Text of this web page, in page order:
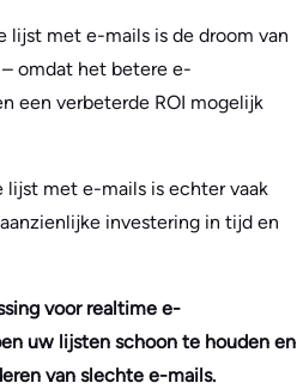
lijst met e-mails is de droom van
omdat het betere e-
een verbeterde ROI mogelijk
lijst met e-mails is echter vaak
investering in tijd en
voor realtime e-
uw lijsten schoon te houden en
van slechte e-mails.